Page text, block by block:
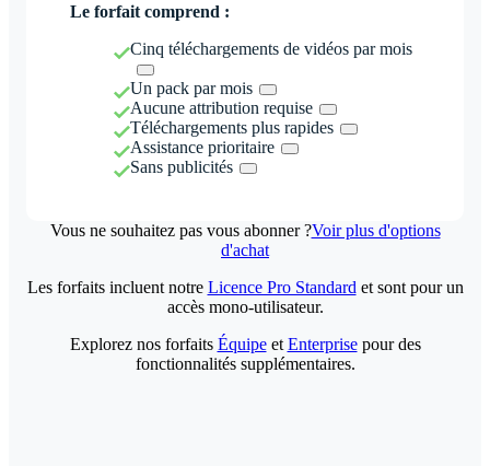
Le forfait comprend :
Cinq téléchargements de vidéos par mois
Un pack par mois
Aucune attribution requise
Téléchargements plus rapides
Assistance prioritaire
Sans publicités
Vous ne souhaitez pas vous abonner ?Voir plus d'options
d'achat
Les forfaits incluent notre Licence Pro Standard et sont pour un
accès mono-utilisateur.
Explorez nos forfaits Équipeet Enterprisepour des
fonctionnalités supplémentaires.